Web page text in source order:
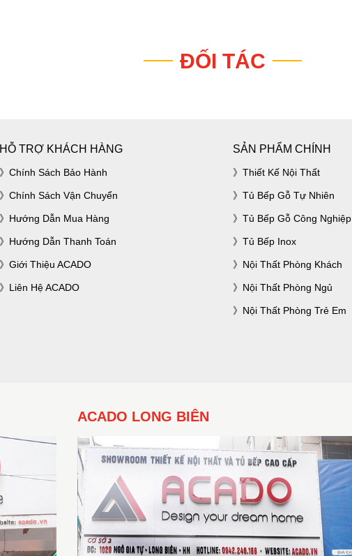
ĐỐI TÁC
HỖ TRỢ KHÁCH HÀNG
Chính Sách Bảo Hành
Chính Sách Vận Chuyển
Hướng Dẫn Mua Hàng
Hướng Dẫn Thanh Toán
Giới Thiệu ACADO
Liên Hệ ACADO
SẢN PHẨM CHÍNH
Thiết Kế Nội Thất
Tủ Bếp Gỗ Tự Nhiên
Tủ Bếp Gỗ Công Nghiệp
Tủ Bếp Inox
Nội Thất Phòng Khách
Nội Thất Phòng Ngủ
Nội Thất Phòng Trẻ Em
ACADO LONG BIÊN